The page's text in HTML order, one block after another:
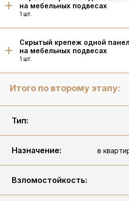
на мебельных подвесах
1 шт.
Скрытый крепеж одной
на мебельных подвесах
1 шт.
Итого по второму этапу:
Тип:
Назначение: в
Взломостойкость: